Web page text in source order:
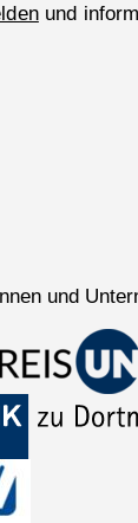
und
und